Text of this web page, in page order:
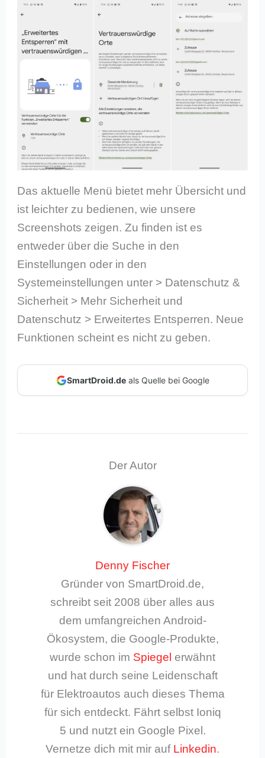
Das aktuelle Menü bietet mehr Übersicht und
ist leichter zu bedienen, wie unsere
Screenshots zeigen. Zu finden ist es
entweder über die Suche in den
Einstellungen oder in den
Systemeinstellungen unter > Datenschutz &
Sicherheit > Mehr Sicherheit und
Datenschutz > Erweitertes Entsperren. Neue
Funktionen scheint es nicht zu geben.
SmartDroid.deals Quelle bei Google
Der Autor
Denny Fischer
Gründer von SmartDroid.de,
schreibt seit 2008 über alles aus
dem umfangreichen Android-
Ökosystem, die Google-Produkte,
wurde schon im Spiegel erwähnt
und hat durch seine Leidenschaft
für Elektroautos auch dieses Thema
für sich entdeckt. Fährt selbst Ioniq
5 und nutzt ein Google Pixel.
Vernetze dich mit mir auf Linkedin.